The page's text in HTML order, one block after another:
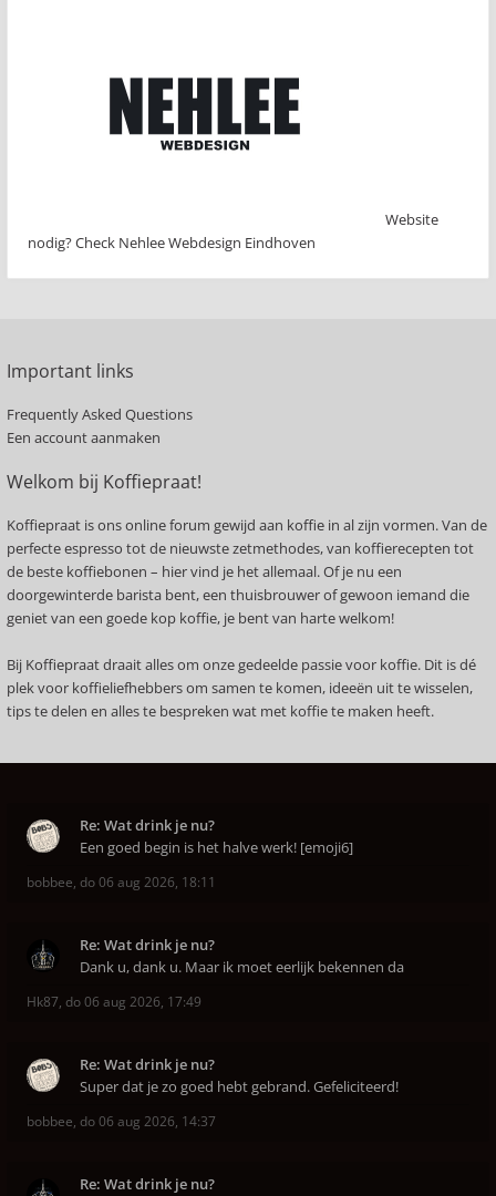
Website
nodig? Check Nehlee Webdesign Eindhoven
Important links
Frequently Asked Questions
Een account aanmaken
Welkom bij Koffiepraat!
Koffiepraat is ons online forum gewijd aan koffie in al zijn vormen. Van de
perfecte espresso tot de nieuwste zetmethodes, van koffierecepten tot
de beste koffiebonen – hier vind je het allemaal. Of je nu een
doorgewinterde barista bent, een thuisbrouwer of gewoon iemand die
geniet van een goede kop koffie, je bent van harte welkom!
Bij Koffiepraat draait alles om onze gedeelde passie voor koffie. Dit is dé
plek voor koffieliefhebbers om samen te komen, ideeën uit te wisselen,
tips te delen en alles te bespreken wat met koffie te maken heeft.
Re: Wat drink je nu?
Een goed begin is het halve werk! [emoji6]
bobbee, do 06 aug 2026, 18:11
Re: Wat drink je nu?
Dank u, dank u. Maar ik moet eerlijk bekennen da
Hk87, do 06 aug 2026, 17:49
Re: Wat drink je nu?
Super dat je zo goed hebt gebrand. Gefeliciteerd!
bobbee, do 06 aug 2026, 14:37
Re: Wat drink je nu?